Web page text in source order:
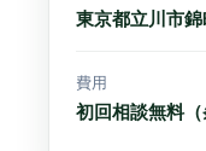
東京都立川市
費用
初回相談無料（